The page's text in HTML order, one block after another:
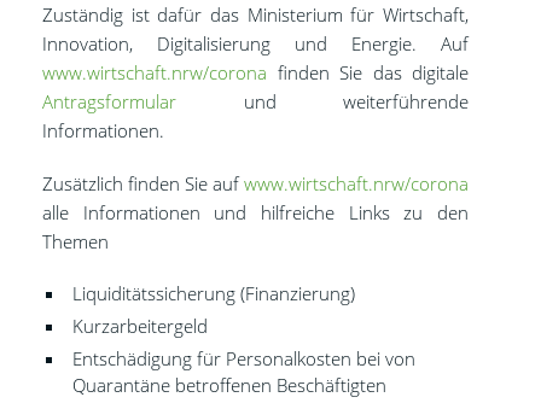
Zuständig ist dafür das Ministerium für Wirtschaft,
Innovation, Digitalisierung und Energie. Auf
www.wirtschaft.nrw/corona finden Sie das digitale
Antragsformular und weiterführende
Informationen.
Zusätzlich finden Sie aufwww.wirtschaft.nrw/corona
alle Informationen und hilfreiche Links zu den
Themen
Liquiditätssicherung (Finanzierung)
Kurzarbeitergeld
Entschädigung für Personalkosten bei von
Quarantäne betroffenen Beschäftigten